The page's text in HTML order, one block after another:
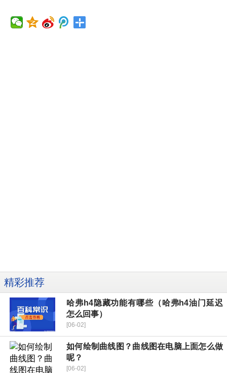
精彩推荐
哈弗h4隐藏功能有哪些（哈弗h4油门延迟
怎么回事）
[06-02]
如何绘制曲线图？曲线图在电脑上面怎么做
呢？
[06-02]